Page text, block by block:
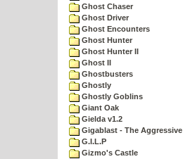
Ghost Chaser
Ghost Driver
Ghost Encounters
Ghost Hunter
Ghost Hunter II
Ghost II
Ghostbusters
Ghostly
Ghostly Goblins
Giant Oak
Gielda v1.2
Gigablast - The
G.I.L.P
Gizmo's Castle